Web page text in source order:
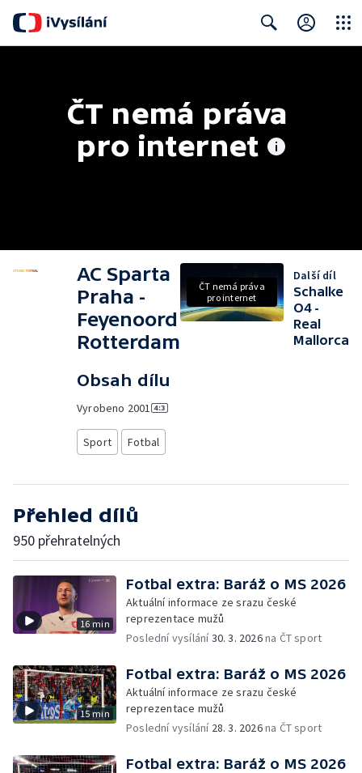
ČT nemá práva
pro internet
AC Sparta
Praha -
Feyenoord
Rotterdam
Obsah dílu
Vyrobeno 2001
Sport Fotbal
ČT nemá práva
pro internet
Další díl
Schalke
O4 -
Real
Mallorca
Přehled dílů
950 přehratelných
16 min
Fotbal extra: Baráž o MS 2026
Aktuální informace ze srazu české
reprezentace mužů
Poslední vysílání30. 3. 2026na ČT sport
15 min
Fotbal extra: Baráž o MS 2026
Aktuální informace ze srazu české
reprezentace mužů
Poslední vysílání 28. 3. 2026na ČT sport
Fotbal extra: Baráž o MS 2026